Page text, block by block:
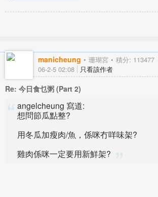
manicheung 珊瑚宮 積分: 113477
06-2-5 02:08 只看該作者
Re: 今日食乜粥 (Part 2)
angelcheung 寫道:
想問節瓜點整?
用冬瓜加瘦肉/魚，係咪冇咩味架?
雞肉係咪一定要用新鮮架?